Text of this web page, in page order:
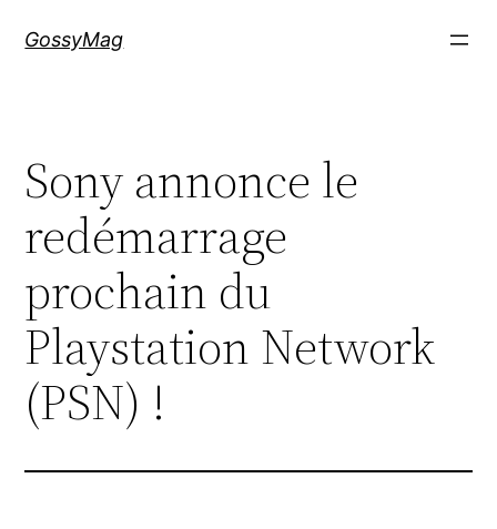
GossyMag
Sony annonce le
redémarrage
prochain du
Playstation Network
(PSN) !